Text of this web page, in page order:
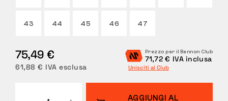
RESI
43 44 45 46 47
75,49 €
61,88 € IVA esclusa
Prezzo per il Bennon Club
71,72 € IVA inclusa
Unisciti al Club
AGGIUNGI AL